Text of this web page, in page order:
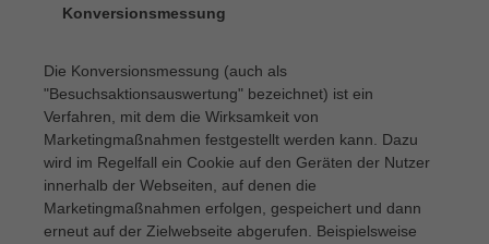
Konversionsmessung
Die Konversionsmessung (auch als
"Besuchsaktionsauswertung" bezeichnet) ist ein
Verfahren, mit dem die Wirksamkeit von
Marketingmaßnahmen festgestellt werden kann. Dazu
wird im Regelfall ein Cookie auf den Geräten der Nutzer
innerhalb der Webseiten, auf denen die
Marketingmaßnahmen erfolgen, gespeichert und dann
erneut auf der Zielwebseite abgerufen. Beispielsweise